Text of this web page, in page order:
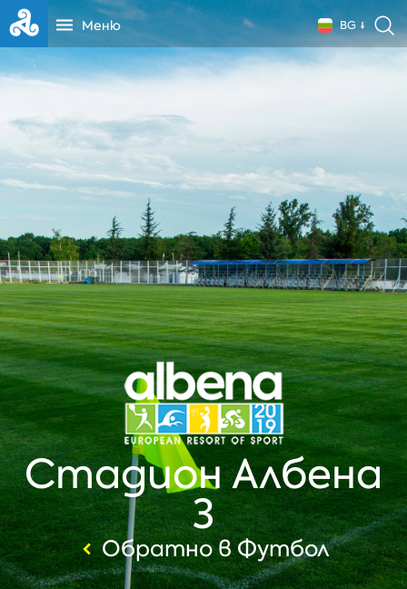
Меню BG
Стадион Албена
3
Обратно в Футбол